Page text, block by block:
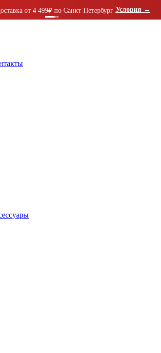
от 4 499₽ по Санкт-Петербург Условия →